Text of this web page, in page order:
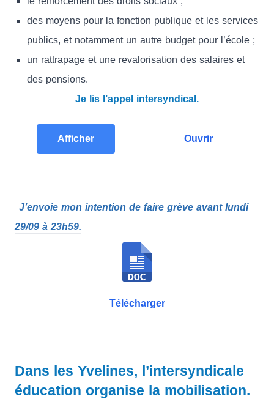
des moyens pour la fonction publique et les services
publics, et notamment un autre budget pour l’école ;
un rattrapage et une revalorisation des salaires et
des pensions.
Je lis l’appel intersyndical.
Afficher Ouvrir
J’envoie mon intention de faire grève avant lundi
29/09 à 23h59.
Télécharger
Dans les Yvelines, l’intersyndicale
éducation organise la mobilisation.